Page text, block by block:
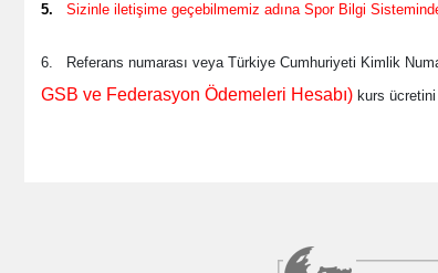
5. Sizinle iletişime geçebilmemiz adına Spor Bilgi
6. Referans numarası veya Türkiye Cumhuriyeti Kimlik
GSB ve Federasyon Ödemeleri Hesabı) kurs ücretini